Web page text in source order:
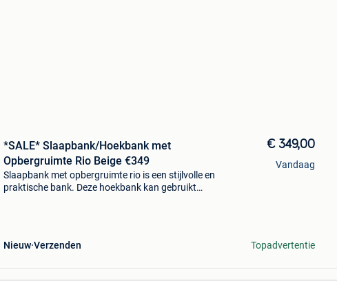
*SALE* Slaapbank/Hoekbank met
Opbergruimte Rio Beige €349
Slaapbank met opbergruimte rio is een stijlvolle en
praktische bank. Deze hoekbank kan gebruikt
Nieuw Verzenden
€ 349,00
Vandaag
Topadvertentie